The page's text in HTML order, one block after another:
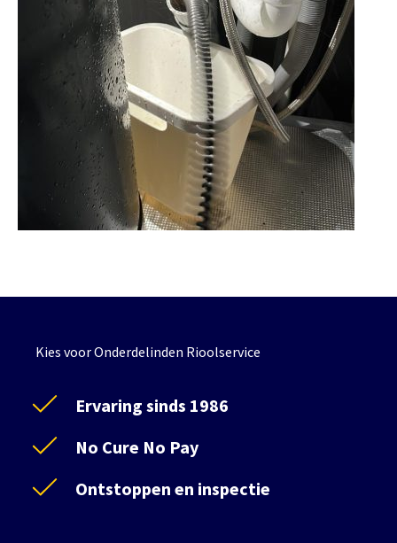
Kies voor Onderdelinden Rioolservice
Ervaring sinds 1986
No Cure No Pay
Ontstoppen en inspectie